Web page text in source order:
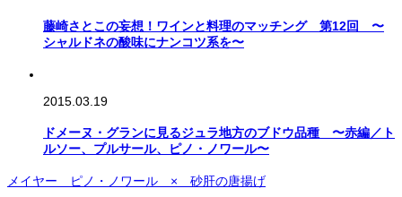
藤崎さとこの妄想！ワインと料理のマッチング 第12回 〜
シャルドネの酸味にナンコツ系を〜
2015.03.19
ドメーヌ・グランに見るジュラ地方のブドウ品種 〜赤編／ト
ルソー、プルサール、ピノ・ノワール〜
メイヤー ピノ・ノワール × 砂肝の唐揚げ